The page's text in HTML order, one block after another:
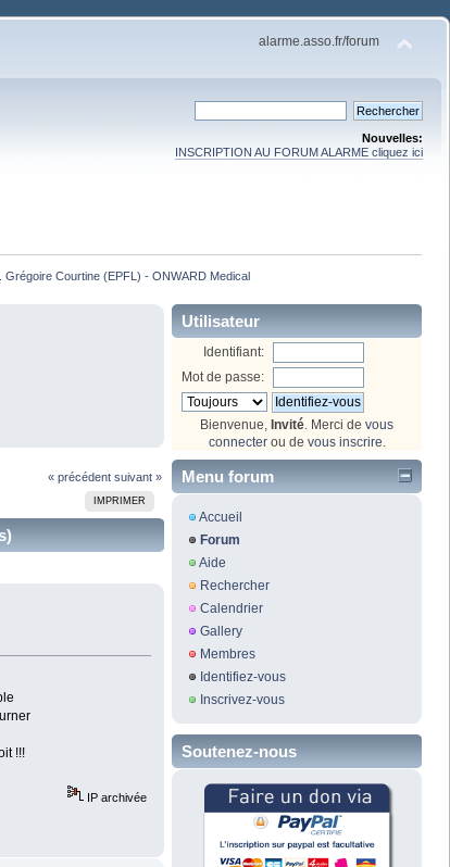
alarme.asso.fr/forum
Nouvelles:
INSCRIPTION AU FORUM ALARME cliquez ici
Grégoire Courtine (EPFL) - ONWARD Medical
« précédent suivant »
IMPRIMER
!!!
IP archivée
Utilisateur
Identifiant:
Mot de passe:
Bienvenue, Invité . Merci de vous
connecterou de vous inscrire
Menu forum
Accueil
Forum
Aide
Rechercher
Calendrier
Gallery
Membres
Identifiez-vous
Inscrivez-vous
Soutenez-nous